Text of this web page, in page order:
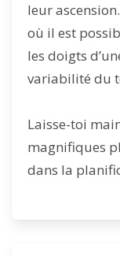
leur
où il est
les doigts
variabilité du
Laisse-toi
magnifiques
dans la